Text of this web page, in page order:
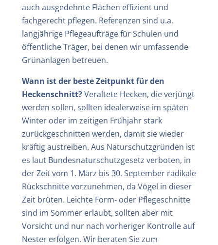
auch ausgedehnte Flächen effizient und
fachgerecht pflegen. Referenzen sind u.a.
langjährige Pflegeaufträge für Schulen und
öffentliche Träger, bei denen wir umfassende
Grünanlagen betreuen.
Wann ist der beste Zeitpunkt für den
Heckenschnitt?Veraltete Hecken, die verjüngt
werden sollen, sollten idealerweise im späten
Winter oder im zeitigen Frühjahr stark
zurückgeschnitten werden, damit sie wieder
kräftig austreiben. Aus Naturschutzgründen ist
es laut Bundesnaturschutzgesetz verboten, in
der Zeit vom 1. März bis 30. September radikale
Rückschnitte vorzunehmen, da Vögel in dieser
Zeit brüten. Leichte Form- oder Pflegeschnitte
sind im Sommer erlaubt, sollten aber mit
Vorsicht und nur nach vorheriger Kontrolle auf
Nester erfolgen. Wir beraten Sie zum